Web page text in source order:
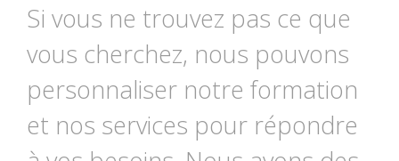
Si vous ne trouvez pas ce que
vous cherchez, nous pouvons
personnaliser notre formation
et nos services pour répondre